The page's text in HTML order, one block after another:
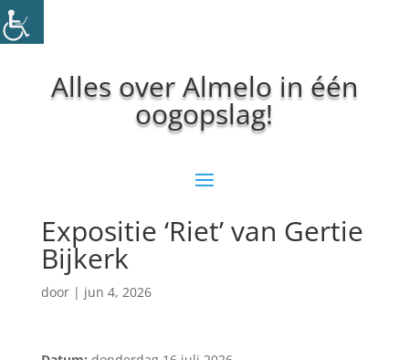
Alles over Almelo in één
oogopslag!
Expositie ‘Riet’ van Gertie
Bijkerk
door | jun 4, 2026